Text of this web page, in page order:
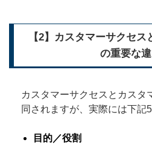
【2】カスタマーサクセ
の重要な
カスタマーサクセスとカスタ
同されますが、実際には下記
目的／役割